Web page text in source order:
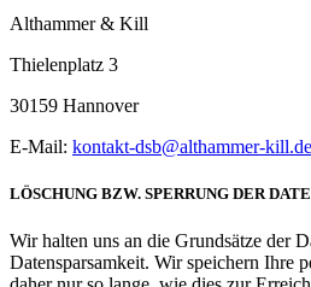
Althammer & Kill
Thielenplatz 3
30159 Hannover
E-Mail: kontakt-dsb@althammer-kill.de
LÖSCHUNG BZW. SPERRUNG DER
Wir halten uns an die Grundsätze der
Datensparsamkeit. Wir speichern Ihre